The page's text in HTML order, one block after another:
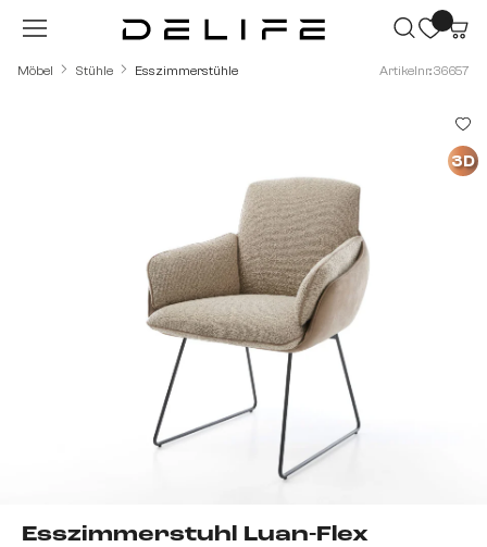
Zum Hauptinhalt springen
Möbel Stühle Esszimmerstühle Artikelnr.: 36657
Esszimmerstuhl Luan-Flex
3D